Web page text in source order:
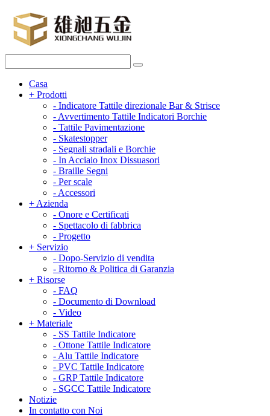
Casa
+ Prodotti
- Indicatore Tattile direzionale Bar & Strisce
- Avvertimento Tattile Indicatori Borchie
- Tattile Pavimentazione
- Skatestopper
- Segnali stradali e Borchie
- In Acciaio Inox Dissuasori
- Braille Segni
- Per scale
- Accessori
+ Azienda
- Onore e Certificati
- Spettacolo di fabbrica
- Progetto
+ Servizio
- Dopo-Servizio di vendita
- Ritorno & Politica di Garanzia
+ Risorse
- FAQ
- Documento di Download
- Video
+ Materiale
- SS Tattile Indicatore
- Ottone Tattile Indicatore
- Alu Tattile Indicatore
- PVC Tattile Indicatore
- GRP Tattile Indicatore
- SGCC Tattile Indicatore
Notizie
In contatto con Noi